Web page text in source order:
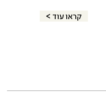
< קראו עוד